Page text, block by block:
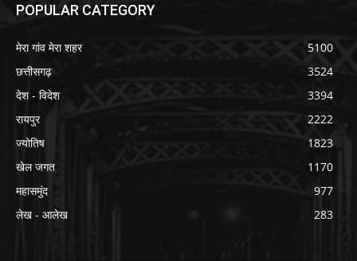
POPULAR CATEGORY
मेरा गांव मेरा शहर
5100
छत्तीसगढ़
3524
देश - विदेश
3394
रायपुर
2222
ज्योतिष
1823
खेल जगत
1170
महासमुंद
977
लेख - आलेख
283